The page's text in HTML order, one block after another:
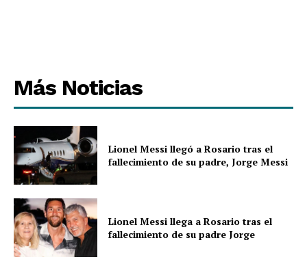
Más Noticias
Lionel Messi llegó a Rosario tras el
fallecimiento de su padre, Jorge Messi
Lionel Messi llega a Rosario tras el
fallecimiento de su padre Jorge